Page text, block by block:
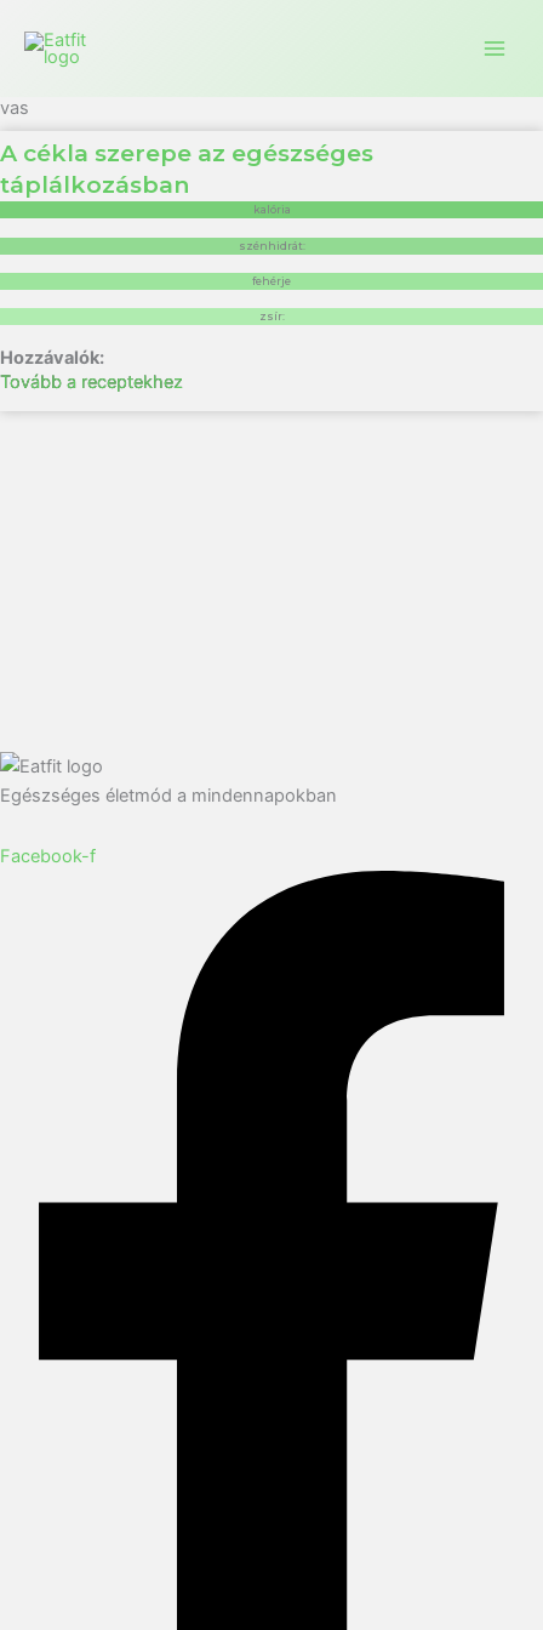
tartalomra
vas
A cékla szerepe az egészséges
táplálkozásban
kalória
szénhidrát:
fehérje
zsír:
Tovább a receptekhez
Egészséges életmód a mindennapokban
Facebook-f